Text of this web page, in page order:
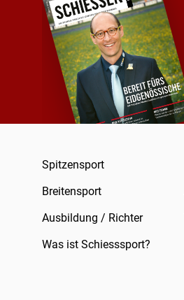
Spitzensport
Breitensport
Ausbildung / Richter
Was ist Schiesssport?